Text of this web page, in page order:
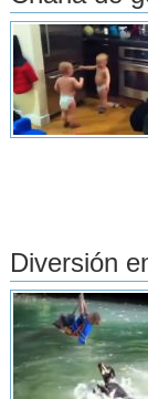
Diversión